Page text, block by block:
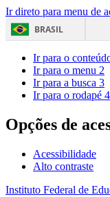
Ir direto para menu de
BRASIL
Ir para o
Ir para o menu 2
Ir para a busca 3
Ir para o rodapé 4
Opções de
Acessibilidade
Alto contraste
Instituto Federal de